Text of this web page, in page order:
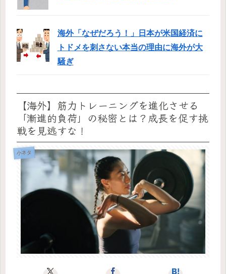
海外「なぜだろう！」日本が米国経済に
トドメを刺さない本当の理由に海外が大
騒ぎ
【海外】筋力トレーニングを進化させる
「漸進的負荷」の秘密とは？成長を促す挑
戦を見逃すな！
小ネタ